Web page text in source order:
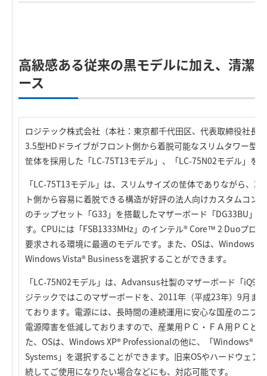
高級感ある従来の黒モデルに加え、清潔
ース
ロジテック株式会社（本社：東京都千代田区、代表取締役社長
3.5型HDドライブがフロント側から着脱可能なスリムタワー型
筐体を採用した「LC-75T13モデル」、「LC-75N02モデル」を
「LC-75T13モデル」は、スリムサイズの筐体でありながら、2
ト側から容易に着脱できる構造が好評の法人向けカスタムコン
のチップセット「G33」を搭載したマザーボード「DG33BU」
す。CPUには「FSB1333MHz」のインテル® Core™ 2 Duoプロ
要求される環境に最適のモデルです。また、OSは、Windows
Windows Vista® Businessを選択することができます。
「LC-75N02モデル」は、Advansus社製のマザーボード「
ジテックではこのマザーボードを、2011年（平成23年）9月ま
ております。電源には、長時間の連続運用に安心な国産のニプ
電源障害を低減しておりますので、産業用ＰＣ・ＦＡ用ＰＣと
た、OSは、Windows XP® Professionalの他に、「Windows®
Systems」を選択することができます。旧来OSやハードウェア
続してご使用になりたい場合などにも、対応可能です。